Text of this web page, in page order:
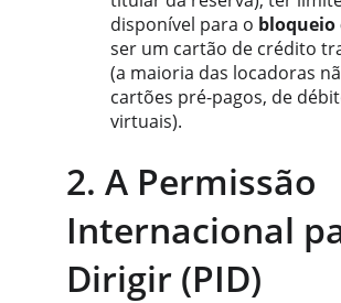
disponível para o bloqueio
ser um cartão de crédito
(a maioria das locadoras
cartões pré-pagos, de
virtuais).
2. A Permissão
Internacional
Dirigir (PID)